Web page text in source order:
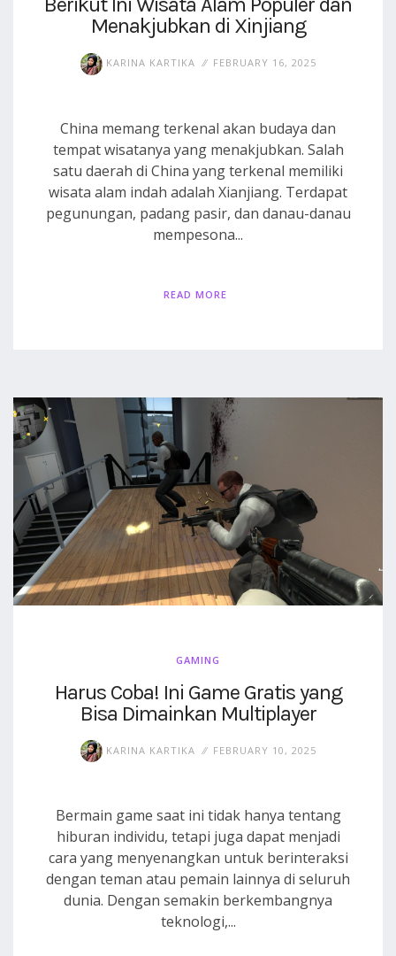
Menakjubkan di Xinjiang
KARINA KARTIKA FEBRUARY 16, 2025
China memang terkenal akan budaya dan
tempat wisatanya yang menakjubkan. Salah
satu daerah di China yang terkenal memiliki
wisata alam indah adalah Xianjiang. Terdapat
pegunungan, padang pasir, dan danau-danau
mempesona...
READ MORE
GAMING
Harus Coba! Ini Game Gratis yang
Bisa Dimainkan Multiplayer
KARINA KARTIKA FEBRUARY 10, 2025
Bermain game saat ini tidak hanya tentang
hiburan individu, tetapi juga dapat menjadi
cara yang menyenangkan untuk berinteraksi
dengan teman atau pemain lainnya di seluruh
dunia. Dengan semakin berkembangnya
teknologi,...